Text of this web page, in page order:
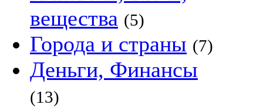
вещества (5)
Города и страны (7)
Деньги, Финансы
(13)